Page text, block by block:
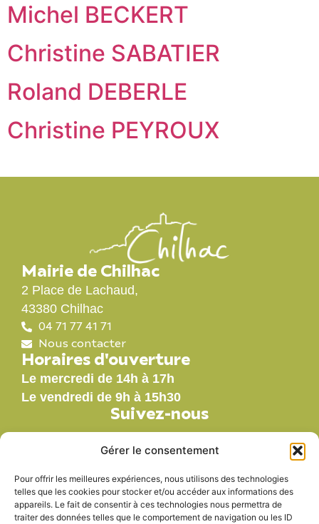
Gérer le consentement
Pour offrir les meilleures expériences, nous utilisons des technologies
telles que les cookies pour stocker et/ou accéder aux informations des
appareils. Le fait de consentir à ces technologies nous permettra de
traiter des données telles que le comportement de navigation ou les ID
Michel BECKERT
Christine SABATIER
Roland DEBERLE
Christine PEYROUX
Mairie de Chilhac
2 Place de Lachaud,
43380 Chilhac
04 71 77 41 71
Nous contacter
Horaires d'ouverture
Le mercredi de 14h à 17h
Le vendredi de 9h à 15h30
Suivez-nous
Nos labels